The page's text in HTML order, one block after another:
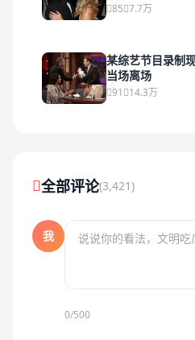
85 7.7万
某综艺节目录制
当场离场
91 14.3万
全部评论(3,421)
我
0/500